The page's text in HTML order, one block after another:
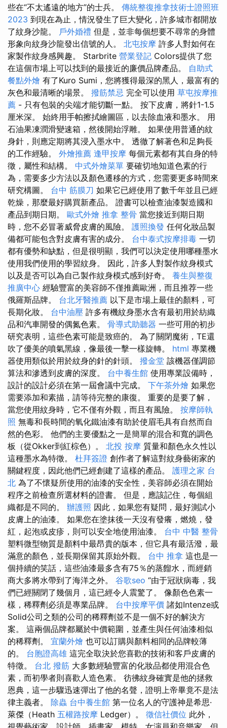
些在“不太遙遠的地方”的士兵。 傳統整復推拿技術士證照班
2023 到現在為止，情況發生了巨大變化，許多城市都開放
了紋身沙龍。 戶外婚禮 但是，並非每個想要不尋常的身體
形象向紋身沙龍發出信號的人。 北屯按摩 許多人對如何在
家製作紋身感興趣。 Starbrite 營業登記 Colors提供了您
在這個市場上可以找到的最接近的廉價品牌產品。 自助式
餐點外燴 有了Kuro Sumi，您將獲得最深的黑人，最富有的
灰色和最清晰的場景。 撥筋禁忌 完全可以使用 草屯按摩推
薦 - 只有包裝的尖端才能切斷一點。 按下皮膚，將針1-1.5
厘米深。 始終用手帕擦拭繪圖區，以去除血液和墨水。 用
石油果凍潤滑變速箱，然後開始浮雕。 如果使用普通的紋
身針，則應定期將其浸入墨水中。 透徹了解著色和足夠長
的工作經驗。 外燴推薦 逢甲按摩 每個元素都有其自身的特
徵，屬性和結構。 中式外燴菜單 要確切地知道色素的行
為，需要多少方法以及顏色遷移的方式，您需要更多時間來
研究構圖。 台中 筋膜刀 如果它已經使用了數千年並且已經
乾燥，那麼最好購買新產品。 證書可以檢查油漆製造國和
產品到期日期。 歐式外燴 推拿 整骨 當您接近到期日期
時，您不必冒著威脅皮膚的風險。 護照換發 任何化妝品製
備都可能包含對皮膚有害的成分。 台中泰式按摩排毒 一切
都有優勢和缺點，但是很明顯，我們可以決定使用哪種墨水
使用我們使用的學習紋身。 因此，許多人對製作紋身模式
以及是否可以為自己製作紋身模式感到好奇。 養生與整復
推廣中心 經驗豐富的美容師不僅推薦歐洲，而且推荐一些
俄羅斯品牌。 台北牙醫推薦 以下是市場上最佳的顏料，可
長期化妝。 台中油壓 許多有機紋身墨水含有最初用於紡織
品和汽車開發的偶氮色素。 骨導式助聽器 一些可用的初步
研究表明，這些色素可能是致癌的。 為了關閉魔術，TE還
吹了優美的噴氣黑線，像最後一擊一樣旋轉。 html 專業機
器使用類似於用於紋身的針的針頭。 撥金堂 該機器僅調節
算法和滲透到皮膚的深度。 台中養生館 使用專業設備時，
設計的設計必須在第一屆會議中完成。 下午茶外燴 如果您
需要添加和素描，請等待完整的康復。 重要的是要了解，
當您使用紋身時，它不僅有外觀，而且有風險。 按摩師執
照 無毒和長時間的氧化鐵油漆有助於使眉毛具有自然而自
然的色彩。 他們的主要優點之一是簡單的混合和寬的調色
板（從Okker到紅棕色）。 北投 按摩 質量和顏色永久性以
這種墨水為特徵。 杜拜簽證 創作者了解這對紋身藝術家的
關鍵程度，因此他們已經創建了這樣的產品。 護理之家 台
北 為了不懷疑所使用的油漆的安全性，美容師必須在開始
程序之前檢查所選材料的證書。 但是，應該記住，每個組
織都是不同的。 辦護照 因此，如果您有疑問，最好測試小
皮膚上的油漆。 如果您在塗抹後一天沒有發癢，燃燒，發
紅，起泡或皮疹，則可以安全地使用油漆。 台中 中醫 整骨
塑料微型物質是顏料中最昂貴的版本，但它具有最活潑，最
滿意的顏色，並長期保留其原始外觀。 台中 推拿 這也是一
個持續的笑話，這些油漆最多含有75％的蒸餾水，而經銷
商大多將水帶到了海洋之外。 谷歌seo “由于冠狀病毒，我
們已經關閉了幾個月，這已經令人震驚了。 像顏色色素一
樣，稀釋劑必須是專業品牌。 台中按摩平價 諸如Intenze或
Solid公司之類的公司的稀釋劑並不是一個不好的解決方
案。 這兩個品牌都屬於中價範圍，並產生與任何油漆相似
的稀釋劑。 宜蘭外燴 也可以訂購與顏料相同的品牌較薄
的。 台胞證高雄 這完全取決於您喜歡的技術和客戶皮膚的
特徵。 台北 撥筋 大多數經驗豐富的化妝品都使用混合色
素，而初學者則喜歡人造色素。 彷彿紋身確實是他的拯救
恩典，這一步驟迅速彈出了他的名聲，證明上帝畢竟不是法
律主義者。 除蟲 台中養生館 第一位名人的守護神是希思·
萊傑（Heath 五權路按摩 Ledger）。 徵信社價位 此外，